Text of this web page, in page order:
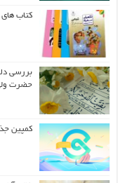
کتاب
بررسی
حضرت
کمپین